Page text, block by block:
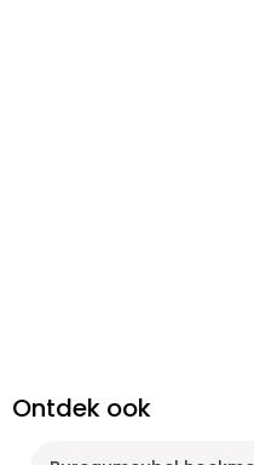
Ontdek ook